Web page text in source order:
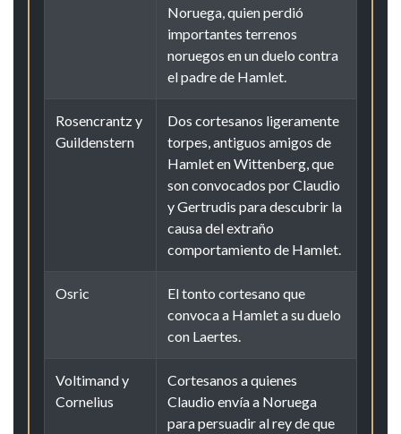
Noruega, quien perdió
importantes terrenos
noruegos en un duelo contra
el padre de Hamlet.
Rosencrantz y
Guildenstern
Dos cortesanos ligeramente
torpes, antiguos amigos de
Hamlet en Wittenberg, que
son convocados por Claudio
y Gertrudis para descubrir la
causa del extraño
comportamiento de Hamlet.
Osric
El tonto cortesano que
convoca a Hamlet a su duelo
con Laertes.
Voltimand y
Cornelius
Cortesanos a quienes
Claudio envía a Noruega
para persuadir al rey de que